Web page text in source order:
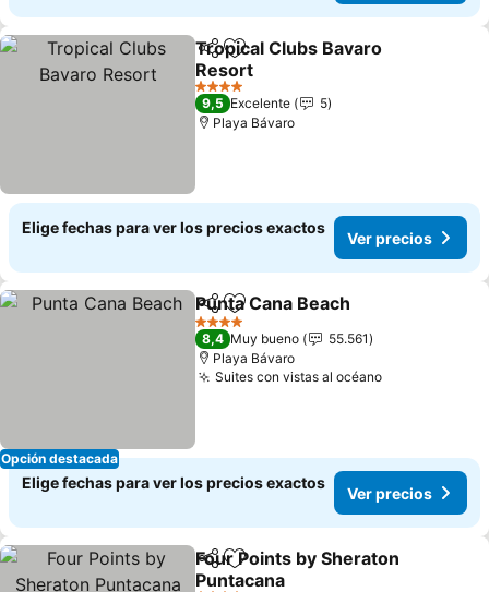
Compartir
Agregar a favoritos
Tropical Clubs Bavaro
Resort
Ver precios
4 Estrellas
9,5 Excelente
5
Playa Bávaro
Elige fechas para ver los precios exactos
Ver precios
Opción destacada
CompartirAgregar a favoritos
Punta Cana Beach
4 Estrellas
8,4 Muy bueno
55.561
Playa Bávaro
Suites con vistas al océanoVer precios
Elige fechas para ver los precios exactos
Ver precios
CompartirAgregar a favoritos
Four Points by Sheraton
Puntacana